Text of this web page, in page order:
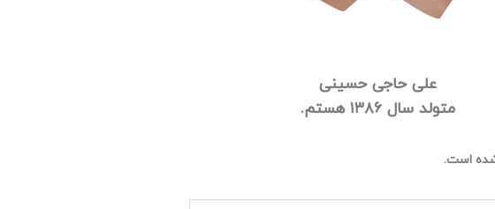
علی حاجی حسینی
متولد سال ۱۳۸۶ هستم.
است.